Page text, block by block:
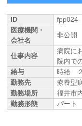
ID
fpp024
医療機関・
会社名
非公開
仕事内容
病院に
院内で
給与
時給
勤務先
療養型
勤務場所
福井市
勤務形態
パート